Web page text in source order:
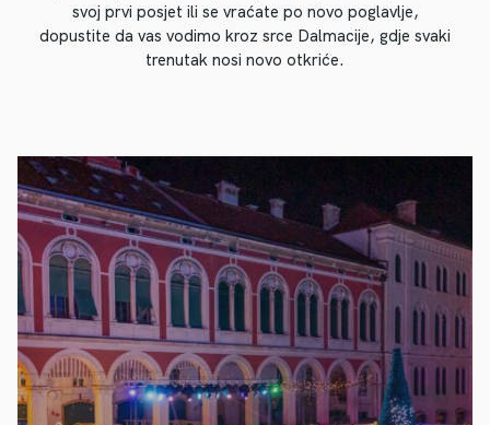
svoj prvi posjet ili se vraćate po novo poglavlje,
dopustite da vas vodimo kroz srce Dalmacije, gdje svaki
trenutak nosi novo otkriće.